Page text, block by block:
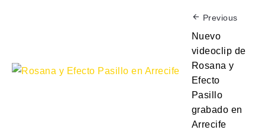
Previous
Nuevo
videoclip de
Rosana y
Efecto
Pasillo
grabado en
Arrecife